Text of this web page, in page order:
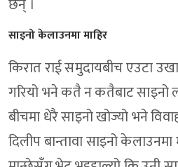
छन् ।
साइनो केलाउनमा माहिर
किरात राई समुदायबीच एउटा
गरियो भने कतै न कतैबाट साइनो
बीचमा धेरै साइनो खोज्यो भने
दिलीप बान्तावा साइनो